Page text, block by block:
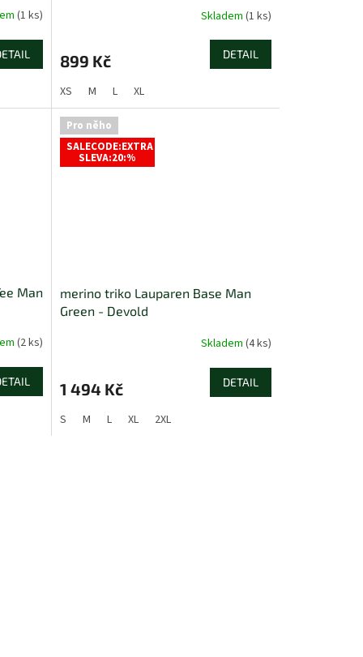
(1 ks) Skladem (1 ks)
899 Kč DETAIL
XS M L XL
Man
(2 ks)
Pro něho
SALECODE:EXTRA
SLEVA:20:%
merino triko Lauparen Base Man
Green - Devold
Skladem (4 ks)
1 494 Kč DETAIL
S M L XL 2XL